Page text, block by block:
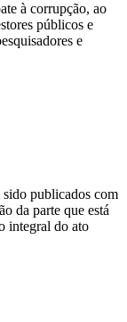
à corrupção, ao
públicos e
e
sido publicados com
da parte que está
integral do ato